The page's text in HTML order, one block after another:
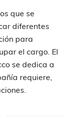
que se
diferentes
para
el cargo. El
se dedica a
requiere,